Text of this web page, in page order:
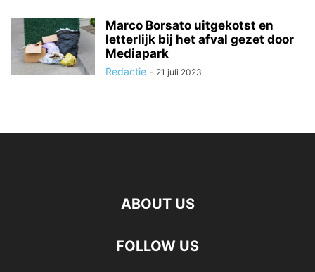
Marco Borsato uitgekotst en
letterlijk bij het afval gezet door
Mediapark
Redactie - 21 juli 2023
ABOUT US
FOLLOW US